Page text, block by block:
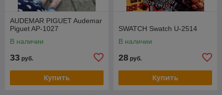
AUDEMAR PIGUET Audemar
Piguet AP-1027
В наличии
33 руб.
Купить
SWATCH Swatch U-2514
В наличии
28 руб.
Купить